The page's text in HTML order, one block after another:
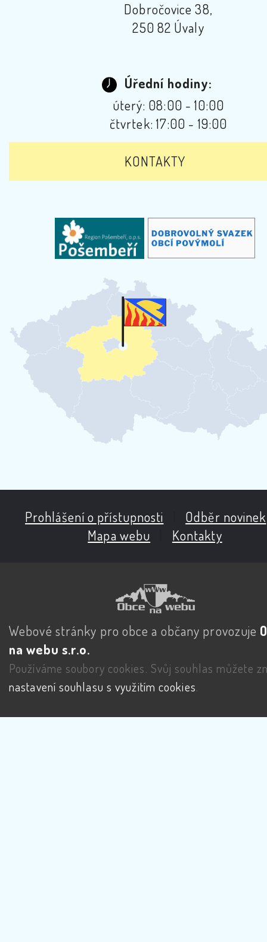
Dobročovice 38,
250 82 Úvaly
Úřední hodiny:
úterý: 08:00 - 10:00
čtvrtek: 17:00 - 19:00
KONTAKTY
Prohlášení o přístupnosti Odběr novinek
Mapa webu
Kontakty
Webové stránky pro obce a občany provozuje
na webu s.r.o.
Používáme soubory cookies. Svůj souhlas můžete
nastavení souhlasu s využitím cookies.